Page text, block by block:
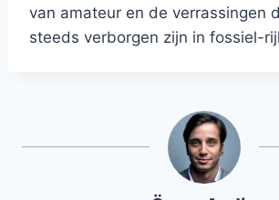
van amateur en de verrassingen
steeds verborgen zijn in fossiel-